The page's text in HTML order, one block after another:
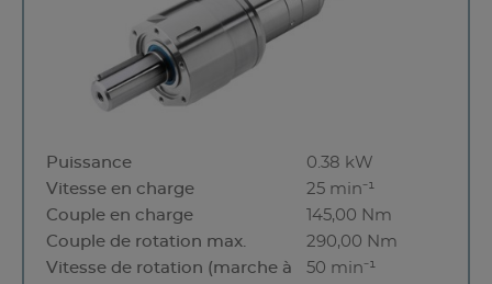
Puissance
0.38 kW
Vitesse en charge
25 min⁻¹
Couple en charge
145,00 Nm
Couple de rotation max.
290,00 Nm
Vitesse de rotation (marche à
50 min⁻¹